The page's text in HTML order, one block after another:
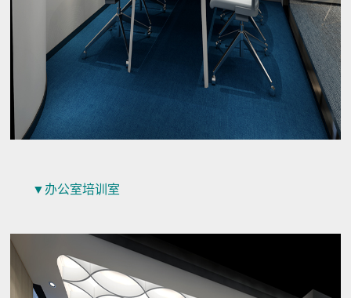
▼办公室培训室